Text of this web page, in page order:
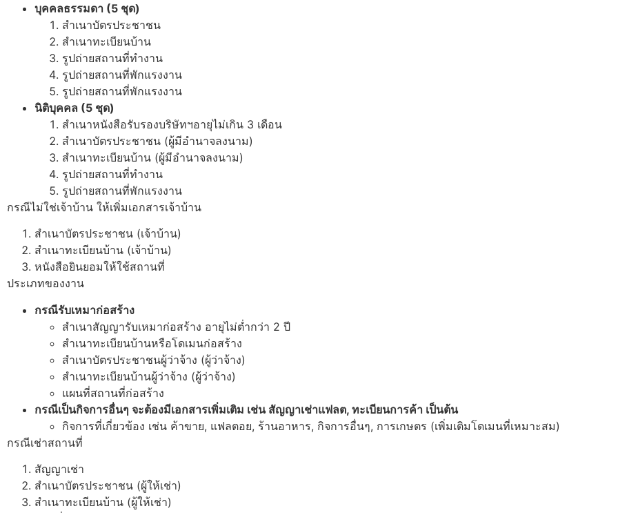
บุคคลธรรมดา (5 ชุด)
สำเนาบัตรประชาชน
สำเนาทะเบียนบ้าน
รูปถ่ายสถานที่ทำงาน
รูปถ่ายสถานที่พักแรงงาน
รูปถ่ายสถานที่พักแรงงาน
นิติบุคคล (5 ชุด)
สำเนาหนังสือรับรองบริษัทฯอายุไม่เกิน 3 เดือน
สำเนาบัตรประชาชน (ผู้มีอำนาจลงนาม)
สำเนาทะเบียนบ้าน (ผู้มีอำนาจลงนาม)
รูปถ่ายสถานที่ทำงาน
รูปถ่ายสถานที่พักแรงงาน
กรณีไม่ใช่เจ้าบ้าน ให้เพิ่มเอกสารเจ้าบ้าน
สำเนาบัตรประชาชน (เจ้าบ้าน)
สำเนาทะเบียนบ้าน (เจ้าบ้าน)
หนังสือยินยอมให้ใช้สถานที่
ประเภทของงาน
กรณีรับเหมาก่อสร้าง
สำเนาสัญญารับเหมาก่อสร้าง อายุไม่ต่ำกว่า 2 ปี
สำเนาทะเบียนบ้านหรือโดเมนก่อสร้าง
สำเนาบัตรประชาชนผู้ว่าจ้าง (ผู้ว่าจ้าง)
สำเนาทะเบียนบ้านผู้ว่าจ้าง (ผู้ว่าจ้าง)
แผนที่สถานที่ก่อสร้าง
กรณีเป็นกิจการอื่นๆ จะต้องมีเอกสารเพิ่มเติม เช่น สัญญาเช่าแฟลต, ทะเบียนการค้า เป็นต้น
กิจการที่เกี่ยวข้อง เช่น ค้าขาย, แฟลตอย, ร้านอาหาร, กิจการอื่นๆ, การเกษตร (เพิ่มเติมโดเมนที่เหมาะสม)
กรณีเช่าสถานที่
สัญญาเช่า
สำเนาบัตรประชาชน (ผู้ให้เช่า)
สำเนาทะเบียนบ้าน (ผู้ให้เช่า)